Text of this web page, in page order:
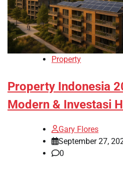
Property
Property Indonesia
Modern & Investasi
Gary Flores
September 27,
0